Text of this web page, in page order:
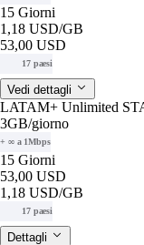
15 Giorni
1,18 USD/GB
53,00 USD
17 paesi
Vedi dettagli
LATAM+ Unlimited
3GB/giorno
+ ∞ a 1Mbps
15 Giorni
53,00 USD
1,18 USD/GB
17 paesi
Dettagli